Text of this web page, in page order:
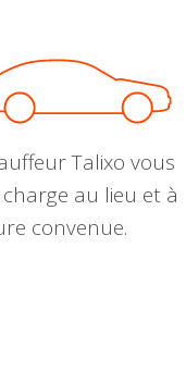
Talixo vous
au lieu et à
convenue.